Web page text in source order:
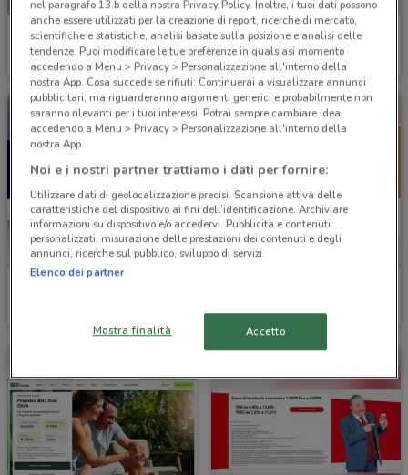
UnipolSai
Scade il 31/12 6.9 km
Findomestic
Scade il 03/09
Scade il 31/12
nel paragrafo 13.b della nostra Privacy Policy. Inoltre, i tuoi dati possono
anche essere utilizzati per la creazione di report, ricerche di mercato,
scientifiche e statistiche, analisi basate sulla posizione e analisi delle
tendenze. Puoi modificare le tue preferenze in qualsiasi momento
accedendo a Menu > Privacy > Personalizzazione all'interno della
nostra App. Cosa succede se rifiuti: Continuerai a visualizzare annunci
pubblicitari, ma riguarderanno argomenti generici e probabilmente non
saranno rilevanti per i tuoi interessi. Potrai sempre cambiare idea
accedendo a Menu > Privacy > Personalizzazione all'interno della
nostra App.
Noi e i nostri partner trattiamo i dati per fornire:
Utilizzare dati di geolocalizzazione precisi. Scansione attiva delle
caratteristiche del dispositivo ai fini dell’identificazione. Archiviare
informazioni su dispositivo e/o accedervi. Pubblicità e contenuti
personalizzati, misurazione delle prestazioni dei contenuti e degli
annunci, ricerche sul pubblico, sviluppo di servizi.
Elenco dei partner
Mostra finalità Accetto